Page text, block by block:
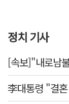
정치 기사